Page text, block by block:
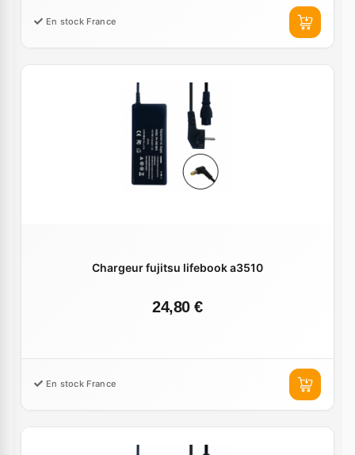
En stock France
Chargeur fujitsu lifebook a3510
24,80 €
En stock France